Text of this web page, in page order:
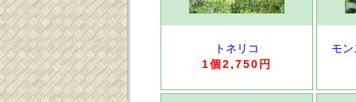
トネリコ
1個2,750円
モ